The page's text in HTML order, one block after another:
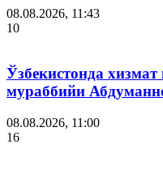
08.08.2026, 11:43
10
Ўзбекистонда
мураббийи
08.08.2026, 11:00
16